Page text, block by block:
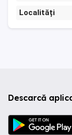
Localități
Descarcă